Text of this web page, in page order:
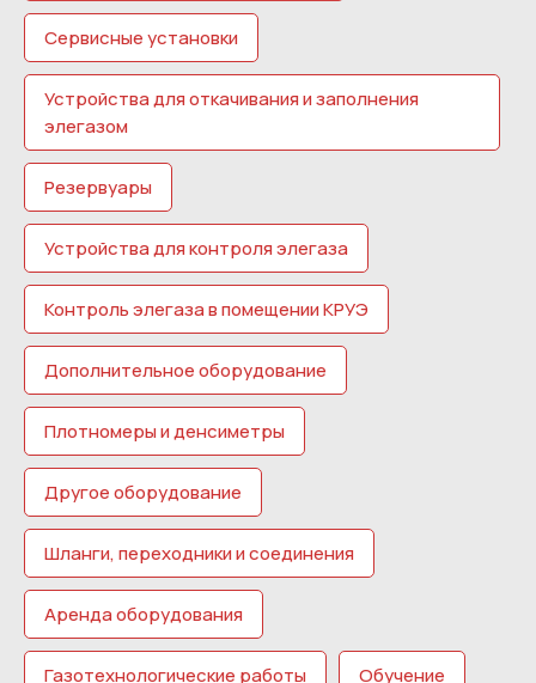
Сервисные установки
Устройства для откачивания и заполнения
элегазом
Резервуары
Устройства для контроля элегаза
Контроль элегаза в помещении КРУЭ
Дополнительное оборудование
Плотномеры и денсиметры
Другое оборудование
Шланги, переходники и соединения
Аренда оборудования
Газотехнологические работы Обучение